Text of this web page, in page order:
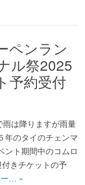
ペンラン
ル祭2025
予約受付
は降りますが雨量
年のタイのチェンマ
ント期間中のコムロ
きチケットの予
ー… »